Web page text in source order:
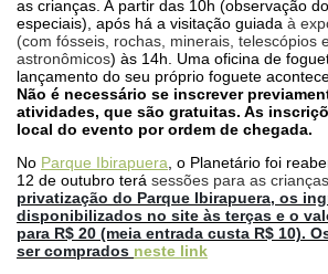
as crianças. A partir das 10h (observação
especiais), após há a visitação guiada à
(com fósseis, rochas, minerais, telescópios
astronômicos) às 14h. Uma oficina de
lançamento do seu próprio foguete
Não é necessário se inscrever
atividades, que são gratuitas. As
local do evento por ordem de chegada.
No Parque Ibirapuera , o Planetário foi
12 de outubro terá sessões para as crianças.
privatização do Parque Ibirapuera, os
disponibilizados no site às terças e o
para R$ 20 (meia entrada custa R$ 10).
ser comprados neste link